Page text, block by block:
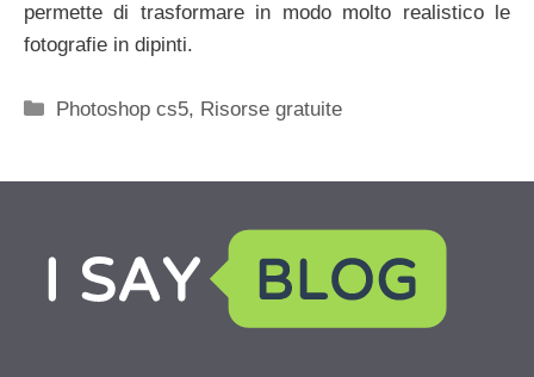
permette di trasformare in modo molto realistico le
fotografie in dipinti.
Categorie
Photoshop cs5, Risorse gratuite